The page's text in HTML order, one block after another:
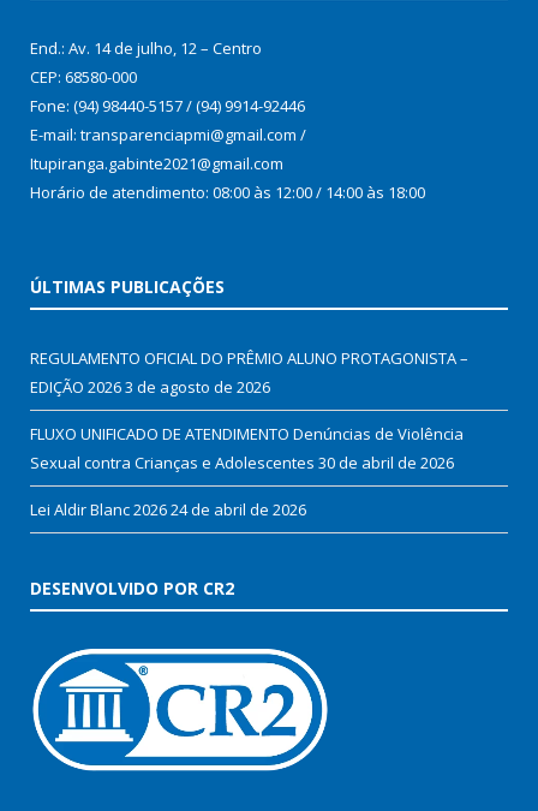
End.: Av. 14 de julho, 12 – Centro
CEP: 68580-000
Fone: (94) 98440-5157 / (94) 9914-92446
E-mail: transparenciapmi@gmail.com /
Itupiranga.gabinte2021@gmail.com
Horário de atendimento: 08:00 às 12:00 / 14:00 às 18:00
ÚLTIMAS PUBLICAÇÕES
REGULAMENTO OFICIAL DO PRÊMIO ALUNO PROTAGONISTA –
EDIÇÃO 20263 de agosto de 2026
FLUXO UNIFICADO DE ATENDIMENTO Denúncias de Violência
Sexual contra Crianças e Adolescentes 30 de abril de 2026
Lei Aldir Blanc 202624 de abril de 2026
DESENVOLVIDO POR CR2